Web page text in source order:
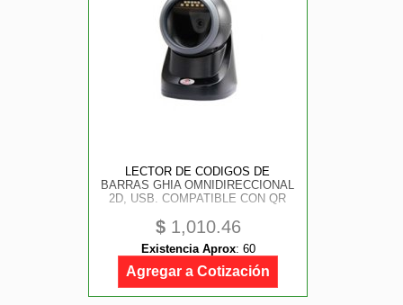
LECTOR DE CODIGOS DE
BARRAS GHIA OMNIDIRECCIONAL
2D, USB. COMPATIBLE CON QR
$1,010.46
Existencia Aprox: 60
Agregar a Cotización